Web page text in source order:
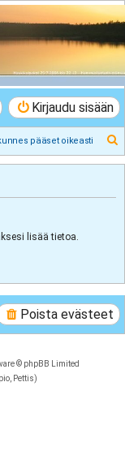
Kirjaudu sisään
pääset oikeasti
lisää tietoa.
Poista evästeet
© phpBB Limited
Pettis)